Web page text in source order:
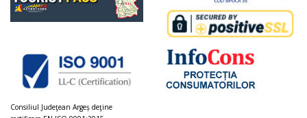
Consiliul Judeţean Argeș deţine